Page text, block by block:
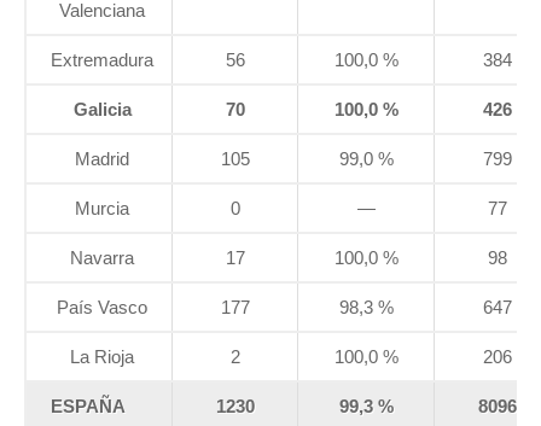
Valenciana
Extremadura 56 100,0 % 384
Galicia 70 100,0 % 426
Madrid 105 99,0 % 799
Murcia 0 — 77
Navarra 17 100,0 % 98
País Vasco 177 98,3 % 647
La Rioja 2 100,0 % 206
ESPAÑA 1230 99,3 % 8096